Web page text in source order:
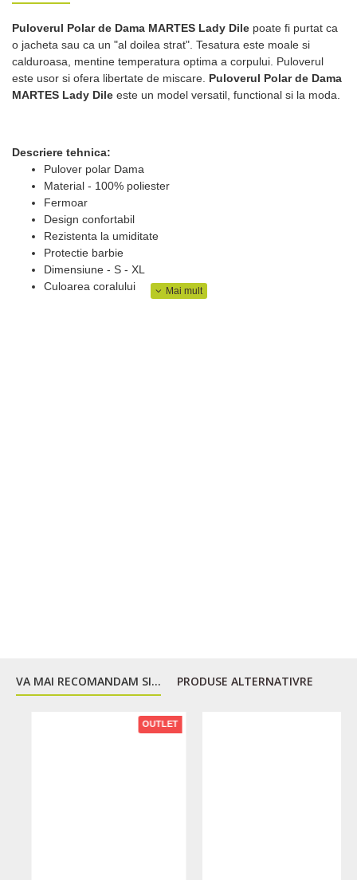
Puloverul Polar de Dama MARTES Lady Dile poate fi purtat ca
o jacheta sau ca un "al doilea strat". Tesatura este moale si
calduroasa, mentine temperatura optima a corpului. Puloverul
este usor si ofera libertate de miscare. Puloverul Polar de Dama
MARTES Lady Dile este un model versatil, functional si la moda.
Descriere tehnica:
Pulover polar Dama
Material - 100% poliester
Fermoar
Design confortabil
Rezistenta la umiditate
Protectie barbie
Dimensiune - S - XL
Culoarea coralului
VA MAI RECOMANDAM SI... PRODUSE ALTERNATIVRE
OUTLET